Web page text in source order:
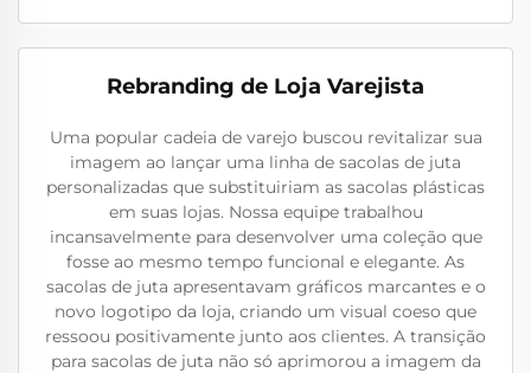
Rebranding de Loja Varejista
Uma popular cadeia de varejo buscou revitalizar sua
imagem ao lançar uma linha de sacolas de juta
personalizadas que substituiriam as sacolas plásticas
em suas lojas. Nossa equipe trabalhou
incansavelmente para desenvolver uma coleção que
fosse ao mesmo tempo funcional e elegante. As
sacolas de juta apresentavam gráficos marcantes e o
novo logotipo da loja, criando um visual coeso que
ressoou positivamente junto aos clientes. A transição
para sacolas de juta não só aprimorou a imagem da